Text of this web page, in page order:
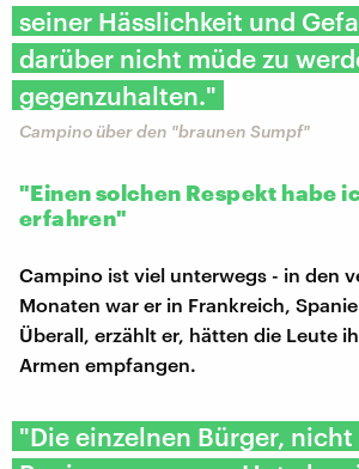
seiner Hässlichkeit und
darüber nicht müde zu
gegenzuhalten."
Campino über den "braunen Sumpf"
"Einen solchen Respekt habe
erfahren"
Campino ist viel unterwegs - in den
Monaten war er in Frankreich,
Überall, erzählt er, hätten die Leute
Armen empfangen.
"Die einzelnen Bürger, nicht